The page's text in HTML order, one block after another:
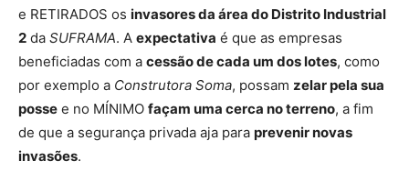
e RETIRADOS os invasores da área do Distrito Industrial
2 da SUFRAMA. A expectativa é que as empresas
beneficiadas com a cessão de cada um dos lotes, como
por exemplo a Construtora Soma, possam zelar pela sua
posse e no MÍNIMO façam uma cerca no terreno, a fim
de que a segurança privada aja para prevenir novas
invasões.